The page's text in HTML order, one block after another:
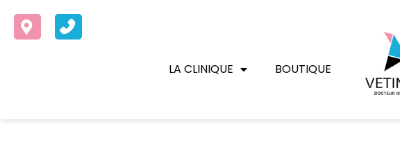
LA CLINIQUE BOUTIQUE